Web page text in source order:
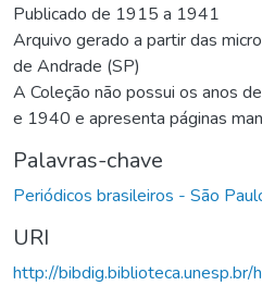
Publicado de 1915 a 1941
Arquivo gerado a partir das
de Andrade (SP)
A Coleção não possui os anos
e 1940 e apresenta páginas
Palavras-chave
Periódicos brasileiros - São
URI
http://